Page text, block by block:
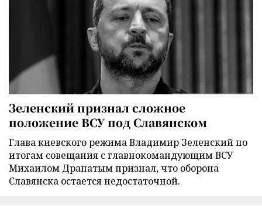
Зеленский признал сложное
положение ВСУ под Славянском
Глава киевского режима Владимир Зеленский по
итогам совещания с главнокомандующим ВСУ
Михаилом Драпатым признал, что оборона
Славянска остается недостаточной.